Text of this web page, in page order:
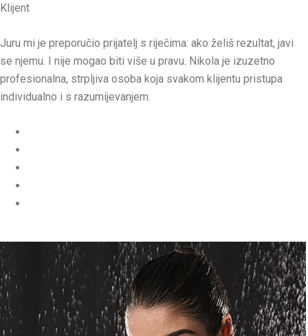
Klijent
Juru mi je preporučio prijatelj s riječima: ako želiš rezultat, javi
se njemu. I nije mogao biti više u pravu. Nikola je izuzetno
profesionalna, strpljiva osoba koja svakom klijentu pristupa
individualno i s razumijevanjem.